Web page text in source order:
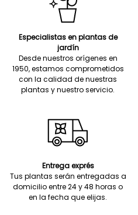
Especialistas en plantas de
jardín
Desde nuestros orígenes en
1950, estamos comprometidos
con la calidad de nuestras
plantas y nuestro servicio.
Entrega exprés
Tus plantas serán entregadas a
domicilio entre 24 y 48 horas o
en la fecha que elijas.